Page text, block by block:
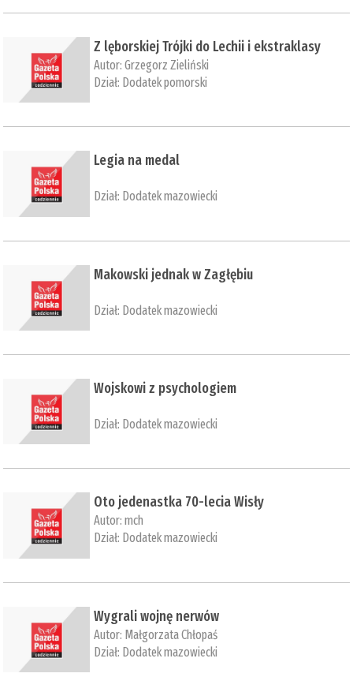
​Z lęborskiej Trójki do Lechii i ekstraklasy
Autor:Grzegorz Zieliński
Dział: Dodatek pomorski
​Legia na medal
Dział: Dodatek mazowiecki
Makowski jednak w Zagłębiu
Dział: Dodatek mazowiecki
​Wojskowi z psychologiem
Dział: Dodatek mazowiecki
Oto jedenastka 70-lecia Wisły
Autor:mch
Dział: Dodatek mazowiecki
Wygrali wojnę nerwów
Autor: Małgorzata Chłopaś
Dział: Dodatek mazowiecki